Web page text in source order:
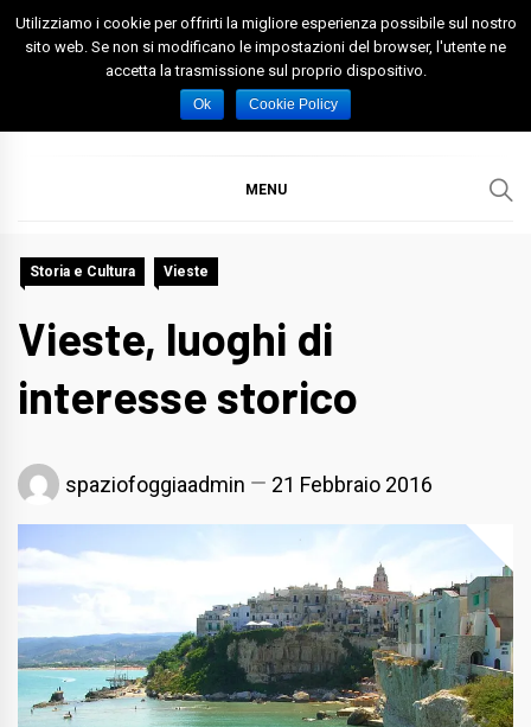
Skip
Spazio Foggia
Foggia News Calcio Eventi e Attività nella Capitanata
MENU
Storia e Cultura Vieste
Vieste, luoghi di
interesse storico
spaziofoggiaadmin 21 Febbraio 2016
Utilizziamo i cookie per offrirti la migliore esperienza possibile sul nostro
sito web. Se non si modificano le impostazioni del browser, l'utente ne
accetta la trasmissione sul proprio dispositivo.
Ok Cookie Policy